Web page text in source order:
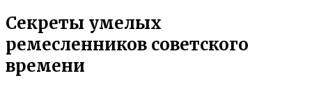
Секреты умелых
ремесленников советского
времени